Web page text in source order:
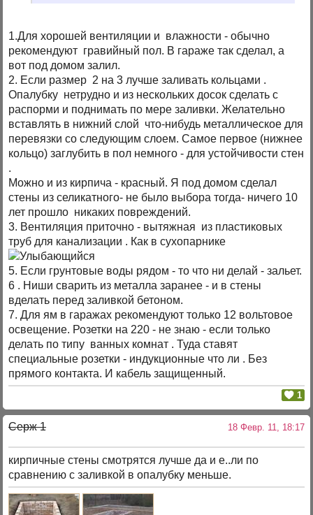
1.Для хорошей вентиляции и влажности - обычно
рекомендуют гравийный пол. В гараже так сделал, а
вот под домом залил.
2. Если размер 2 на 3 лучше заливать кольцами .
Опалубку нетрудно и из нескольких досок сделать с
распорми и поднимать по мере заливки. Желательно
вставлять в нижний слой что-нибудь металлическое для
перевязки со следующим слоем. Самое первое (нижнее
кольцо) заглубить в пол немного - для устойчивости стен
.
Можно и из кирпича - красный. Я под домом сделал
стены из селикатного- не было выбора тогда- ничего 10
лет прошло никаких повреждений.
3. Вентиляция приточно - вытяжная из пластиковых
труб для канализации . Как в сухопарнике
5. Если грунтовые воды рядом - то что ни делай - зальет.
6 . Ниши сварить из металла заранее - и в стены
вделать перед заливкой бетоном.
7. Для ям в гаражах рекомендуют только 12 вольтовое
освещение. Розетки на 220 - не знаю - если только
делать по типу ванных комнат . Туда ставят
специальные розетки - индукционные что ли . Без
прямого контакта. И кабель защищенный.
1
Серж 1 18 Февр. 11, 18:17
кирпичные стены смотрятся лучше да и е..ли по
сравнению с заливкой в опалубку меньше.